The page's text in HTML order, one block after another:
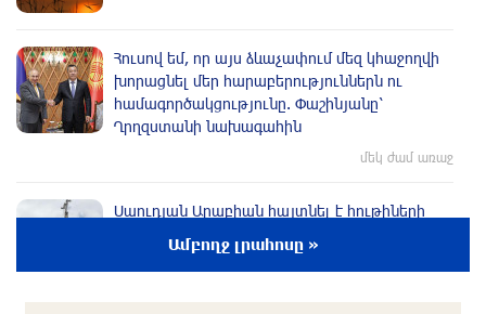
Հուսով եմ, որ այս ձևաչափում մեզ կհաջողվի
խորացնել մեր հարաբերություններն ու
համագործակցությունը. Փաշինյանը՝
Ղրղզստանի նախագահին
մեկ ժամ առաջ
Սաուդյան Արաբիան հայտնել է հութիների
անձի վիրավորվելու մասին
Ամբողջ լրահոսը »